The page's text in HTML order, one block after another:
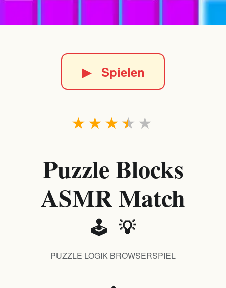
▶Spielen
★
★
★
★
★
Puzzle Blocks
ASMR Match
🕹️ 💡
PUZZLE LOGIK BROWSERSPIEL